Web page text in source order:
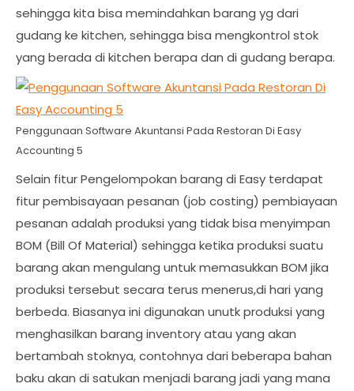
sehingga kita bisa memindahkan barang yg dari
gudang ke kitchen, sehingga bisa mengkontrol stok
yang berada di kitchen berapa dan di gudang berapa.
Penggunaan Software Akuntansi Pada Restoran Di Easy
Accounting 5
Selain fitur Pengelompokan barang di Easy terdapat
fitur pembisayaan pesanan (job costing) pembiayaan
pesanan adalah produksi yang tidak bisa menyimpan
BOM (Bill Of Material) sehingga ketika produksi suatu
barang akan mengulang untuk memasukkan BOM jika
produksi tersebut secara terus menerus,di hari yang
berbeda. Biasanya ini digunakan unutk produksi yang
menghasilkan barang inventory atau yang akan
bertambah stoknya, contohnya dari beberapa bahan
baku akan di satukan menjadi barang jadi yang mana